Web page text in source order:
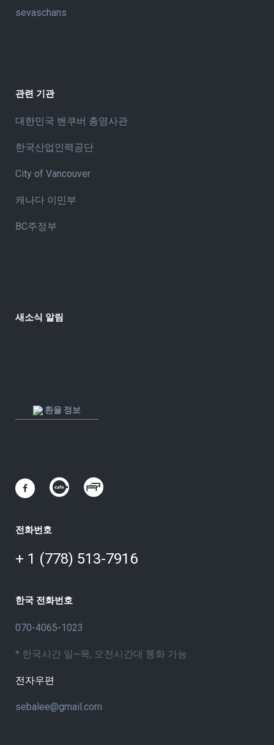
sevaschans
관련 기관
대한민국 밴쿠버 총영사관
한국산업인력공단
City of Vancouver
캐나다 이민부
BC주정부
새소식 알림
환율 정보
전화번호
+ 1 (778) 513-7916
한국 전화번호
070-4065-1023
* 한국시간 일~목, 오전시간대 통화 가능
전자우편
sebalee@gmail.com